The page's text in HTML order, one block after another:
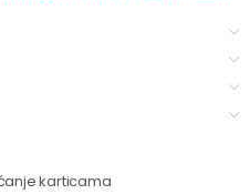
karticama